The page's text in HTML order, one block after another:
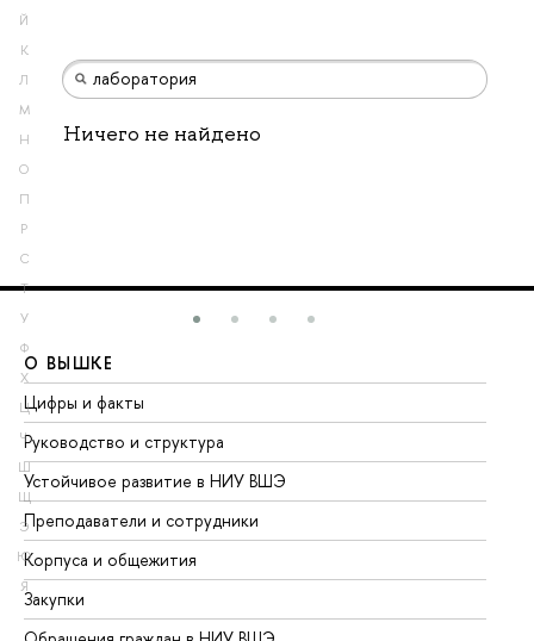
Й
К
Л
М
Н
О
П
Р
С
Т
У
Ф
Х
Ц
Ч
Ш
Щ
Э
Ю
Я
Ничего не найдено
О ВЫШКЕ
Цифры и факты
Руководство и структура
Устойчивое развитие в НИУ ВШЭ
Преподаватели и сотрудники
Корпуса и общежития
Закупки